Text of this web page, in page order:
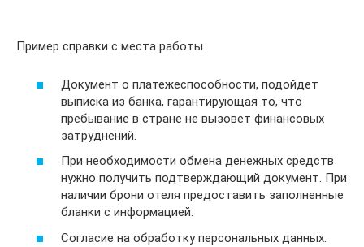
Пример справки с места работы
Документ о платежеспособности, подойдет
выписка из банка, гарантирующая то, что
пребывание в стране не вызовет финансовых
затруднений.
При необходимости обмена денежных средств
нужно получить подтверждающий документ. При
наличии брони отеля предоставить заполненные
бланки с информацией.
Согласие на обработку персональных данных.